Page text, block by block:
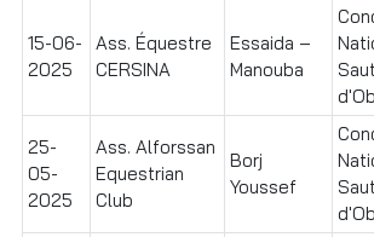
15-06-
2025
Ass. Équestre
CERSINA
Essaida –
Manouba
Saut
25-
05-
2025
Ass. Alforssan
Equestrian
Club
Borj
Youssef
Saut